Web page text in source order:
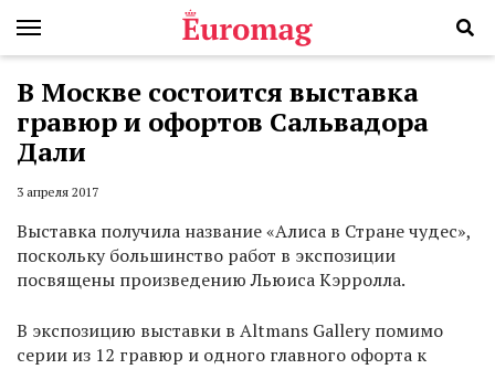
В Москве состоится выставка
гравюр и офортов Сальвадора
Дали
3 апреля 2017
Выставка получила название «Алиса в Стране чудес»,
поскольку большинство работ в экспозиции
посвящены произведению Льюиса Кэрролла.
В экспозицию выставки в Altmans Gallery помимо
серии из 12 гравюр и одного главного офорта к